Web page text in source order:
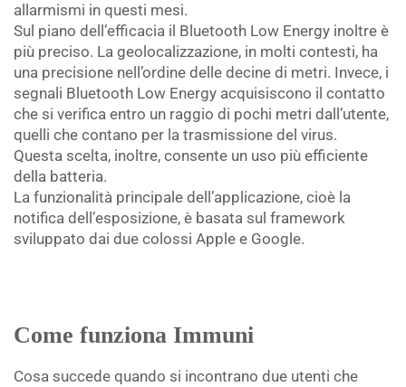
allarmismi in questi mesi.
Sul piano dell’efficacia il Bluetooth Low Energy inoltre è
più preciso. La geolocalizzazione, in molti contesti, ha
una precisione nell’ordine delle decine di metri. Invece, i
segnali Bluetooth Low Energy acquisiscono il contatto
che si verifica entro un raggio di pochi metri dall’utente,
quelli che contano per la trasmissione del virus.
Questa scelta, inoltre, consente un uso più efficiente
della batteria.
La funzionalità principale dell’applicazione, cioè la
notifica dell’esposizione, è basata sul framework
sviluppato dai due colossi Apple e Google.
Come funziona Immuni
Cosa succede quando si incontrano due utenti che